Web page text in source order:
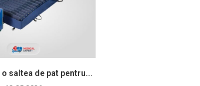
o saltea de pat pentru...